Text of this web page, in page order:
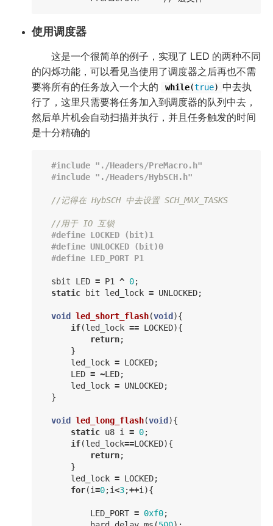
使用调度器
这是一个很简单的例子，实现了 LED 的两种不同
的闪烁功能，可以看见当使用了调度器之后再也不需
要将所有的任务放入一个大的
while(true) 中去执
行了，这里只需要将任务加入到调度器的队列中去，
然后单片机会自动扫描并执行，并且任务触发的时间
是十分精确的
//记得在 HybSCH 中去设置 SCH_MAX_TASKS
//用于 IO 互锁
sbit LED = P1 ^ 0;
static
bit led_lock = UNLOCKED;
void led_short_flash(void ){
if(led_lock == LOCKED){
return;
}
led_lock = LOCKED;
LED = ~LED;
led_lock = UNLOCKED;
}
void led_long_flash(void ){
static u8 i = 0;
if(led_lock==LOCKED){
return;
}
led_lock = LOCKED;
for(i=0;i<3;++i){
LED_PORT = 0xf0;